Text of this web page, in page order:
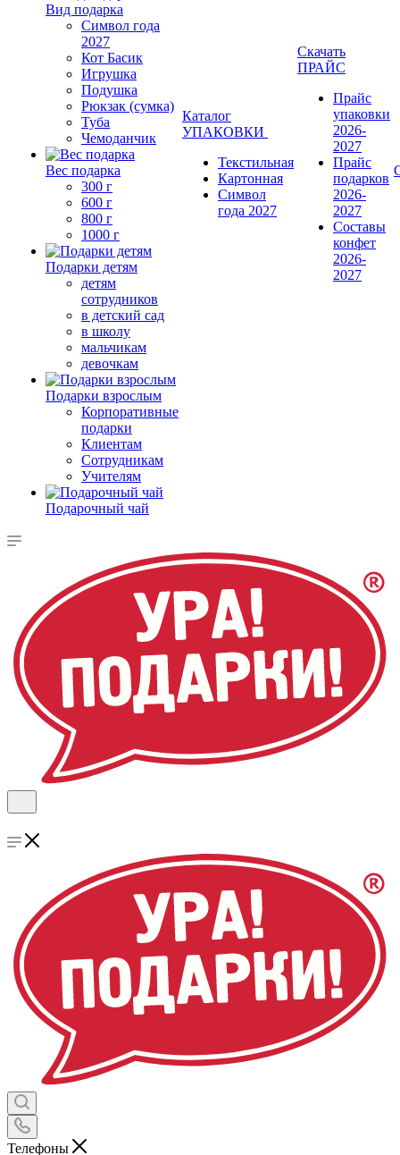
Вид подарка
Символ года
2027
Кот Басик
Игрушка
Подушка
Рюкзак (сумка)
Туба
Чемоданчик
Вес подарка
300 г
600 г
800 г
1000 г
Подарки детям
детям
сотрудников
в детский сад
в школу
мальчикам
девочкам
Подарки взрослым
Корпоративные
подарки
Клиентам
Сотрудникам
Учителям
Подарочный чай
Каталог
УПАКОВКИ
Текстильная
Картонная
Символ
года 2027
Скачать
ПРАЙС
Прайс
упаковки
2026-
2027
Прайс
подарков
2026-
2027
Составы
конфет
2026-
2027
Телефоны